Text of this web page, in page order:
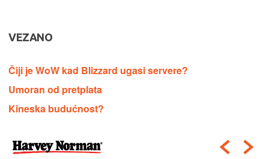
VEZANO
Čiji je WoW kad Blizzard ugasi servere?
Umoran od pretplata
Kineska budućnost?